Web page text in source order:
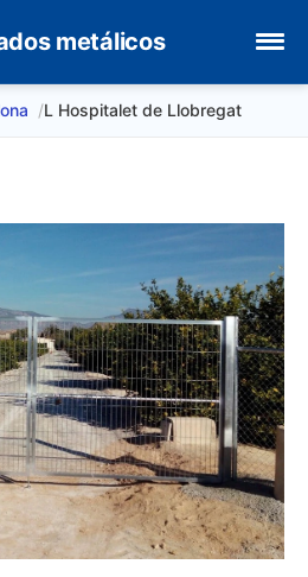
metálicos
L Hospitalet de Llobregat